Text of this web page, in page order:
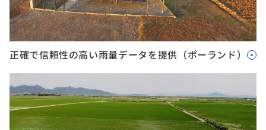
正確で信頼性の高い雨量データを提供（ポーランド）